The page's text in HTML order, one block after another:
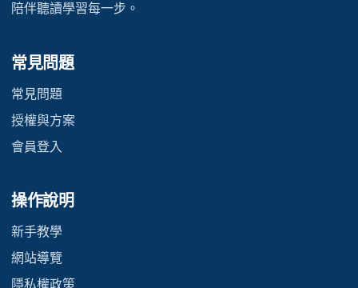
陪伴聽讀學習每一步。
常見問題
常見問題
授權與方案
會員登入
操作說明
新手教學
網站導覽
隱私權政策